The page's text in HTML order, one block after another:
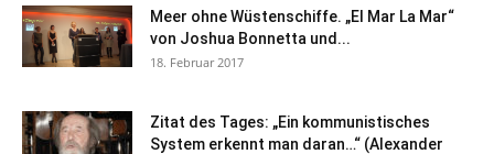
Meer ohne Wüstenschiffe. „El Mar La Mar“
von Joshua Bonnetta und...
18. Februar 2017
Zitat des Tages: „Ein kommunistisches
System erkennt man daran…“ (Alexander